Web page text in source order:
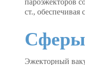
пароэжекторов
ст.,
Эжекторный